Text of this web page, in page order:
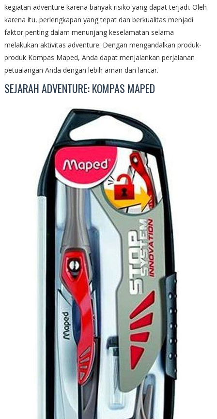
kegiatan adventure karena banyak risiko yang dapat terjadi. Oleh
karena itu, perlengkapan yang tepat dan berkualitas menjadi
faktor penting dalam menunjang keselamatan selama
melakukan aktivitas adventure. Dengan mengandalkan produk-
produk Kompas Maped, Anda dapat menjalankan perjalanan
petualangan Anda dengan lebih aman dan lancar.
SEJARAH ADVENTURE: KOMPAS MAPED